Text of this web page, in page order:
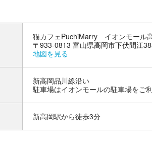
猫カフェPuchiMarry イオンモール
〒933-0813 富山県高岡市下伏間
地図を見る
新高岡品川線沿い
駐車場はイオンモールの駐車場をご
新高岡駅から徒歩3分